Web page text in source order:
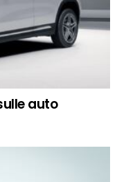
auto